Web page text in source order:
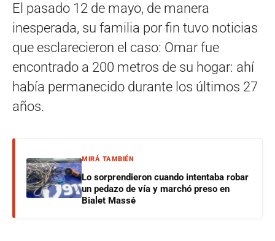
El pasado 12 de mayo, de manera
inesperada, su familia por fin tuvo noticias
que esclarecieron el caso: Omar fue
encontrado a 200 metros de su hogar: ahí
había permanecido durante los últimos 27
años.
MIRÁ TAMBIÉN
Lo sorprendieron cuando intentaba robar
un pedazo de vía y marchó preso en
Bialet Massé